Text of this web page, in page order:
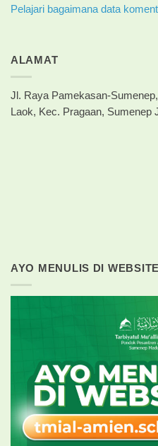
Pelajari bagaimana data
ALAMAT
Jl. Raya Pamekasan-
Laok, Kec. Pragaan, Sumenep
AYO MENULIS DI WEBSITE